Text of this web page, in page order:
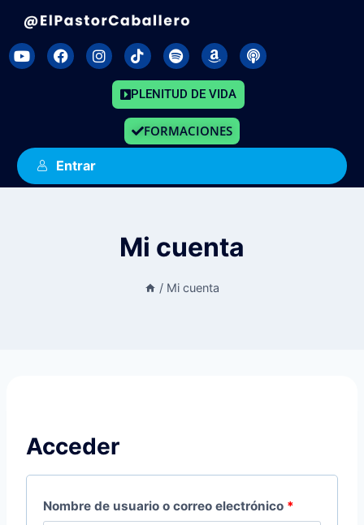
PLENITUD DE VIDA
FORMACIONES
Entrar
Mi cuenta
/ Mi cuenta
Acceder
Nombre de usuario o correo electrónico *